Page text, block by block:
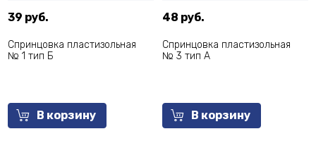
39 руб.
Спринцовка пластизольная
№ 1 тип Б
В корзину
48 руб.
Спринцовка пластизольная
№ 3 тип А
В корзину